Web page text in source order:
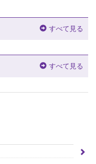
すべて見る
すべて見る